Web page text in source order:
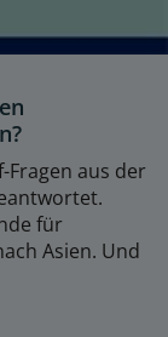
Fragen aus der
für
Asien. Und